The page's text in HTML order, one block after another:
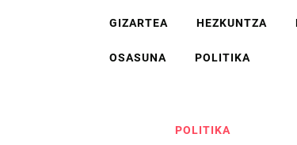
GIZARTEA HEZKUNTZA
OSASUNA POLITIKA
POLITIKA